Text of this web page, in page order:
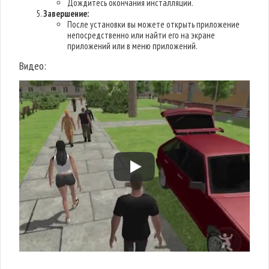
Дождитесь окончания инсталляции.
Завершение:
После установки вы можете открыть приложение
непосредственно или найти его на экране
приложений или в меню приложений.
Видео: